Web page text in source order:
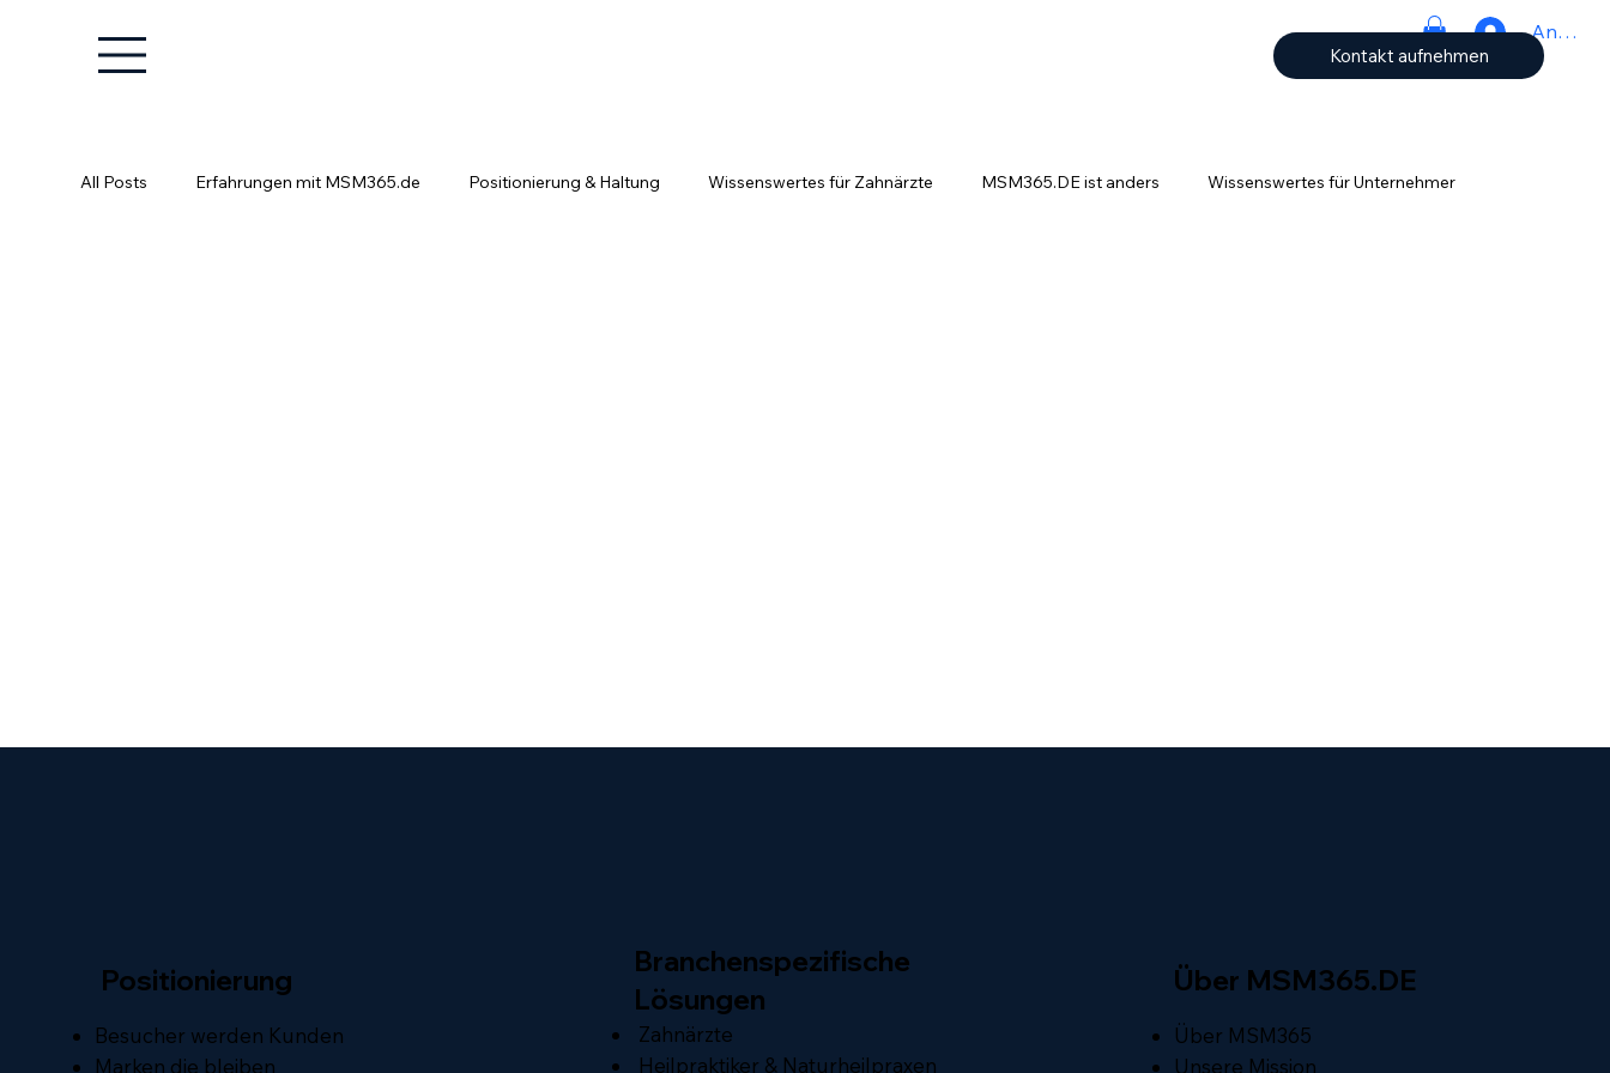
Kontakt aufnehmen
All Posts Erfahrungen mit MSM365.de Positionierung & Haltung Wissenswertes für Zahnärzte MSM365.DE ist anders Wissenswertes für Unternehmer
Positionierung
Branchenspezifische
Lösungen
Über MSM365.DE
Besucher werden Kunden
Marken die bleiben
Zahnärzte
Heilpraktiker & Naturheilpraxen
Über MSM365
Unsere Mission